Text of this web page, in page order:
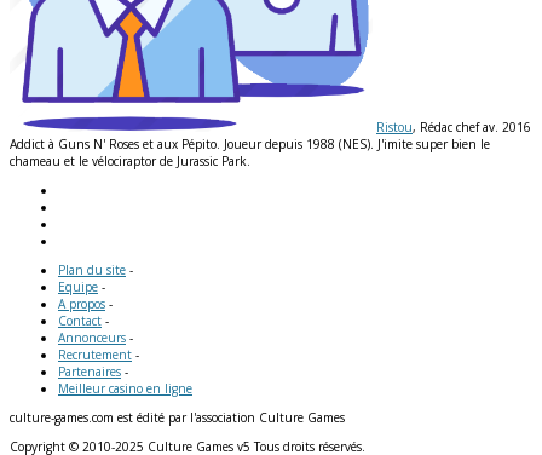
Ristou, Rédac chef av. 2016
Addict à Guns N' Roses et aux Pépito. Joueur depuis 1988 (NES). J'imite super bien le
chameau et le vélociraptor de Jurassic Park.
Plan du site -
Equipe -
A propos -
Contact -
Annonceurs -
Recrutement -
Partenaires -
Meilleur casino en ligne
culture-games.com est édité par l'association Culture Games
Copyright © 2010-2025 Culture Games v5 Tous droits réservés.